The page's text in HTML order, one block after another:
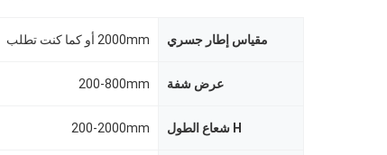
مقياس إطار جسري 2000mm أو كما كنت تطلب
عرض شفة 200-800mm
H شعاع الطول 200-2000mm